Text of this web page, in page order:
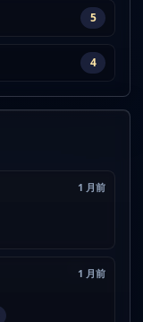
5
4
1 月前
1 月前